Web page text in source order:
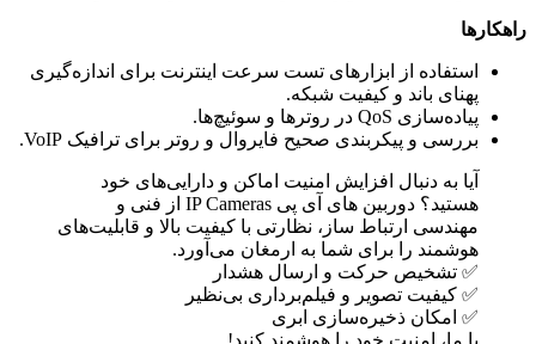
راهکارها
استفاده از ابزارهای تست سرعت اینترنت برای اندازه‌گیری
پهنای باند و کیفیت شبکه.
پیاده‌سازی QoS در روترها و سوئیچ‌ها.
بررسی و پیکربندی صحیح فایروال و روتر برای ترافیک VoIP.
آیا به دنبال افزایش امنیت اماکن و دارایی‌های خود
هستید؟ دوربین های آی پی IP Cameras از فنی و
مهندسی ارتباط ساز، نظارتی با کیفیت بالا و قابلیت‌های
هوشمند را برای شما به ارمغان می‌آورد.
✅ تشخیص حرکت و ارسال هشدار
✅ کیفیت تصویر و فیلم‌برداری بی‌نظیر
✅ امکان ذخیره‌سازی ابری
با ما، امنیت خود را هوشمند کنید!